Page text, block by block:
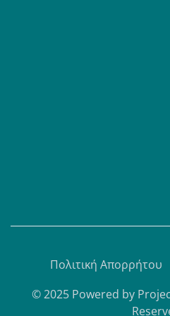
Πολιτική Απορρήτου
© 2025 Powered by